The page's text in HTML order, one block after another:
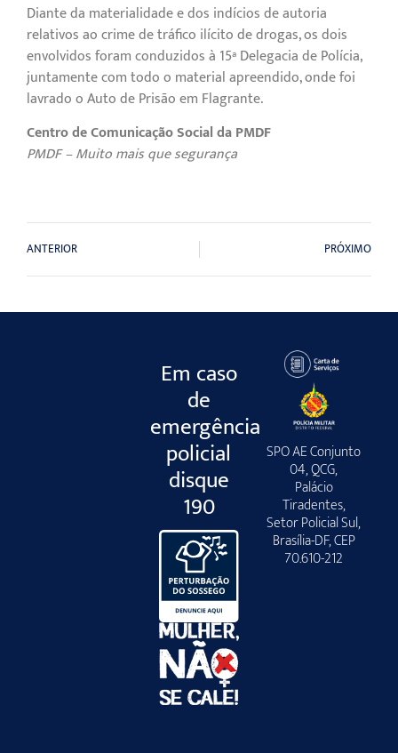
Diante da materialidade e dos indícios de autoria
relativos ao crime de tráfico ilícito de drogas, os dois
envolvidos foram conduzidos à 15ª Delegacia de Polícia,
juntamente com todo o material apreendido, onde foi
lavrado o Auto de Prisão em Flagrante.
Centro de Comunicação Social da PMDF
PMDF – Muito mais que segurança
ANTERIOR PRÓXIMO
Em caso
de
emergência
policial
disque
190
SPO AE Conjunto
04, QCG,
Palácio
Tiradentes,
Setor Policial Sul,
Brasília-DF, CEP
70.610-212